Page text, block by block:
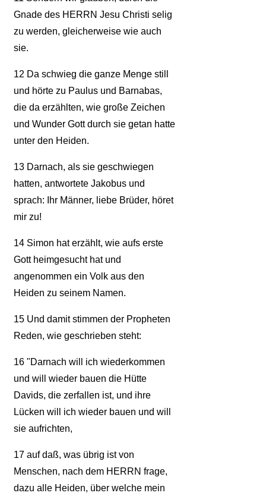
Gnade des HERRN Jesu Christi selig
zu werden, gleicherweise wie auch
sie.
12 Da schwieg die ganze Menge still
und hörte zu Paulus und Barnabas,
die da erzählten, wie große Zeichen
und Wunder Gott durch sie getan hatte
unter den Heiden.
13Darnach, als sie geschwiegen
hatten, antwortete Jakobus und
sprach: Ihr Männer, liebe Brüder, höret
mir zu!
14Simon hat erzählt, wie aufs erste
Gott heimgesucht hat und
angenommen ein Volk aus den
Heiden zu seinem Namen.
15Und damit stimmen der Propheten
Reden, wie geschrieben steht:
16"Darnach will ich wiederkommen
und will wieder bauen die Hütte
Davids, die zerfallen ist, und ihre
Lücken will ich wieder bauen und will
sie aufrichten,
17auf daß, was übrig ist von
Menschen, nach dem HERRN frage,
dazu alle Heiden, über welche mein